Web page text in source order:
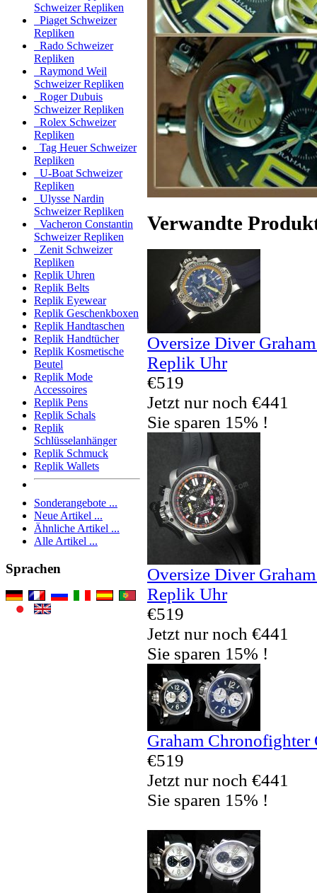
Schweizer Repliken
Piaget Schweizer
Repliken
Rado Schweizer
Repliken
Raymond Weil
Schweizer Repliken
Roger Dubuis
Schweizer Repliken
Rolex Schweizer
Repliken
Tag Heuer Schweizer
Repliken
U-Boat Schweizer
Repliken
Ulysse Nardin
Schweizer Repliken
Vacheron Constantin
Schweizer Repliken
Zenit Schweizer
Repliken
Replik Uhren
Replik Belts
Replik Eyewear
Replik Geschenkboxen
Replik Handtaschen
Replik Handtücher
Replik Kosmetische
Beutel
Replik Mode
Accessoires
Replik Pens
Replik Schals
Replik
Schlüsselanhänger
Replik Schmuck
Replik Wallets
Sonderangebote ...
Neue Artikel ...
Ähnliche Artikel ...
Alle Artikel ...
Sprachen
Verwandte
Oversize Diver
Replik Uhr
€519
Jetzt nur noch €441
Sie sparen 15% !
Oversize Diver
Replik Uhr
€519
Jetzt nur noch €441
Sie sparen 15% !
Graham
€519
Jetzt nur noch €441
Sie sparen 15% !